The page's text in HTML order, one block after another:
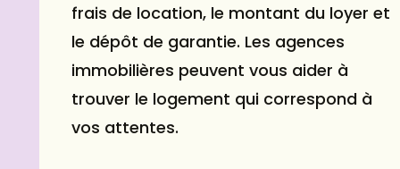
frais de location, le montant du loyer et
le dépôt de garantie. Les agences
immobilières peuvent vous aider à
trouver le logement qui correspond à
vos attentes.